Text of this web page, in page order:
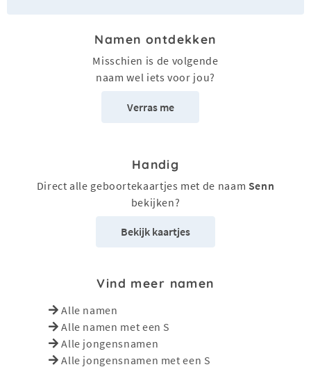
Namen ontdekken
Misschien is de volgende
naam wel iets voor jou?
Verras me
Handig
Direct alle geboortekaartjes met de naam Senn
bekijken?
Bekijk kaartjes
Vind meer namen
Alle namen
Alle namen met een S
Alle jongensnamen
Alle jongensnamen met een S